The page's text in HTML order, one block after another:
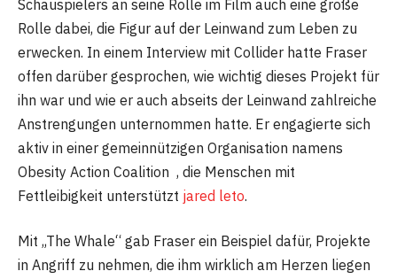
Schauspielers an seine Rolle im Film auch eine große
Rolle dabei, die Figur auf der Leinwand zum Leben zu
erwecken. In einem Interview mit Collider hatte Fraser
offen darüber gesprochen, wie wichtig dieses Projekt für
ihn war und wie er auch abseits der Leinwand zahlreiche
Anstrengungen unternommen hatte. Er engagierte sich
aktiv in einer gemeinnützigen Organisation namens
Obesity Action Coalition , die Menschen mit
Fettleibigkeit unterstützt jared leto.
Mit „The Whale“ gab Fraser ein Beispiel dafür, Projekte
in Angriff zu nehmen, die ihm wirklich am Herzen liegen